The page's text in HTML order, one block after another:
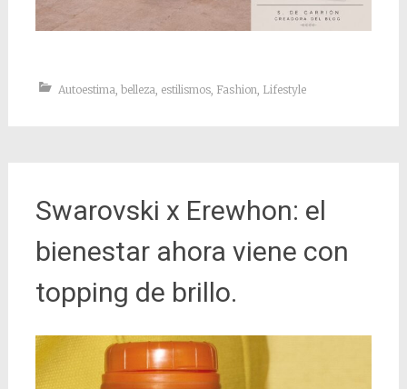
Autoestima, belleza, estilismos, Fashion, Lifestyle
Swarovski x Erewhon: el
bienestar ahora viene con
topping de brillo.